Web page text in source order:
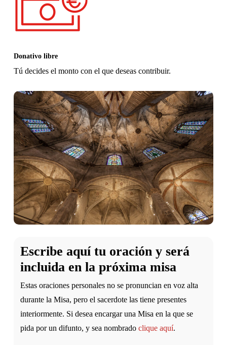
Donativo libre
Tú decides el monto con el que deseas contribuir.
Escribe aquí tu oración y será
incluida en la próxima misa
Estas oraciones personales no se pronuncian en voz alta
durante la Misa, pero el sacerdote las tiene presentes
interiormente. Si desea encargar una Misa en la que se
pida por un difunto, y sea nombradoclique aquí.